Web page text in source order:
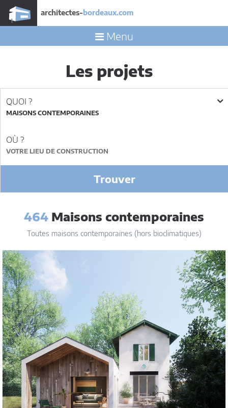
architectes- bordeaux.com
Menu
Les projets
QUOI ?
MAISONS CONTEMPORAINES
OÙ ?
Trouver
464 Maisons contemporaines
Toutes maisons contemporaines (hors bioclimatiques)